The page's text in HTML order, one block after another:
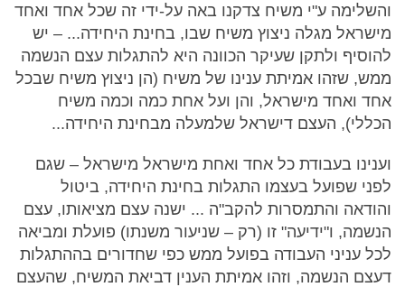
והשלימה ע"י משיח צדקנו באה על-ידי זה שכל אחד ואחד
מישראל מגלה ניצוץ משיח שבו, בחינת היחידה... – יש
להוסיף ולתקן שעיקר הכוונה היא להתגלות עצם הנשמה
ממש, שזהו אמיתת ענינו של משיח (הן ניצוץ משיח שבכל
אחד ואחד מישראל, והן ועל אחת כמה וכמה משיח
הכללי), העצם דישראל שלמעלה מבחינת היחידה...
וענינו בעבודת כל אחד ואחת מישראל מישראל – שגם
לפני שפועל בעצמו התגלות בחינת היחידה, ביטול
והודאה והתמסרות להקב"ה ... ישנה עצם מציאותו, עצם
הנשמה, ו"ידיעה" זו (רק – שניעור משנתו) פועלת ומביאה
לכל עניני העבודה בפועל ממש כפי שחדורים בההתגלות
דעצם הנשמה, וזהו אמיתת הענין דביאת המשיח, שהעצם